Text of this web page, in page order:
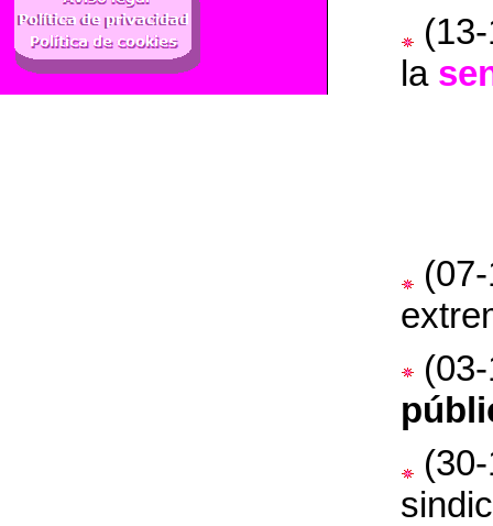
(13-
la
(30-